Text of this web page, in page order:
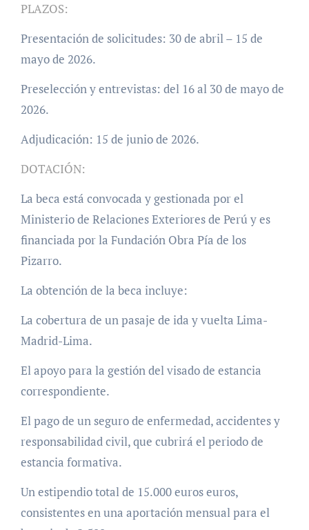
PLAZOS:
Presentación de solicitudes: 30 de abril – 15 de
mayo de 2026.
Preselección y entrevistas: del 16 al 30 de mayo de
2026.
Adjudicación: 15 de junio de 2026.
DOTACIÓN:
La beca está convocada y gestionada por el
Ministerio de Relaciones Exteriores de Perú y es
financiada por la Fundación Obra Pía de los
Pizarro.
La obtención de la beca incluye:
La cobertura de un pasaje de ida y vuelta Lima-
Madrid-Lima.
El apoyo para la gestión del visado de estancia
correspondiente.
El pago de un seguro de enfermedad, accidentes y
responsabilidad civil, que cubrirá el periodo de
estancia formativa.
Un estipendio total de 15.000 euros euros,
consistentes en una aportación mensual para el